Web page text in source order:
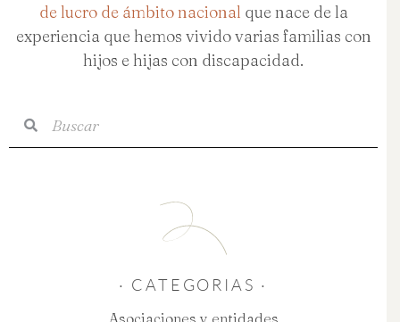
de lucro de ámbito nacional que nace de la
experiencia que hemos vivido varias familias con
hijos e hijas con discapacidad.
Buscar
· CATEGORIAS ·
Asociaciones y entidades